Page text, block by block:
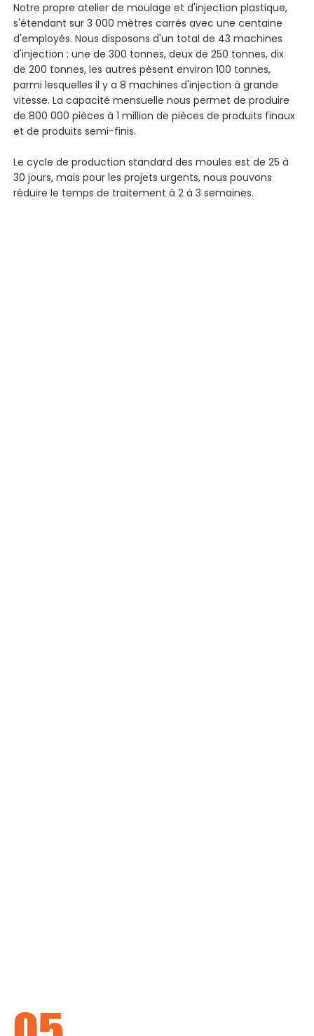
Notre propre atelier de moulage et d'injection plastique,
s'étendant sur 3 000 mètres carrés avec une centaine
d'employés. Nous disposons d'un total de 43 machines
d'injection : une de 300 tonnes, deux de 250 tonnes, dix
de 200 tonnes, les autres pèsent environ 100 tonnes,
parmi lesquelles il y a 8 machines d'injection à grande
vitesse. La capacité mensuelle nous permet de produire
de 800 000 pièces à 1 million de pièces de produits finaux
et de produits semi-finis.
Le cycle de production standard des moules est de 25 à
30 jours, mais pour les projets urgents, nous pouvons
réduire le temps de traitement à 2 à 3 semaines.